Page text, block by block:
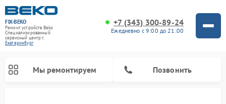
FIX-BEKO
Ремонт устройств Beko
Специализированный
cервисный центр г.
Екатеринбург
+7 (343) 300-89-24
Ежедневно с 9:00 до 21:00
Мы ремонтируем Позвонить